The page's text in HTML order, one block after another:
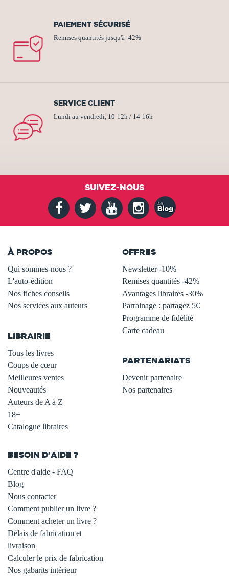
PAIEMENT SÉCURISÉ
Remises quantités jusqu'à -42%
SERVICE CLIENT
Lundi au vendredi, 10-12h / 14-16h
SUIVEZ-NOUS
À PROPOS
Qui sommes-nous ?
L'auto-édition
Nos fiches conseils
Nos services aux auteurs
LIBRAIRIE
Tous les livres
Coups de cœur
Meilleures ventes
Nouveautés
Auteurs de A à Z
18+
Catalogue libraires
OFFRES
Newsletter -10%
Remises quantités -42%
Avantages libraires -30%
Parrainage : partagez 5€
Programme de fidélité
Carte cadeau
PARTENARIATS
Devenir partenaire
Nos partenaires
BESOIN D'AIDE ?
Centre d'aide - FAQ
Blog
Nous contacter
Comment publier un livre ?
Comment acheter un livre ?
Délais de fabrication et
livraison
Calculer le prix de fabrication
Nos gabarits intérieur